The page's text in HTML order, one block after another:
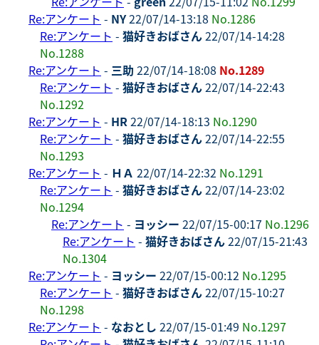
Re:アンケート - NY22/07/14-13:18 No.1286
Re:アンケート - 猫好きおばさん22/07/14-14:28
No.1288
Re:アンケート - 三助 22/07/14-18:08 No.1289
Re:アンケート - 猫好きおばさん22/07/14-22:43
No.1292
Re:アンケート - HR22/07/14-18:13 No.1290
Re:アンケート - 猫好きおばさん22/07/14-22:55
No.1293
Re:アンケート - ＨＡ 22/07/14-22:32 No.1291
Re:アンケート - 猫好きおばさん22/07/14-23:02
No.1294
Re:アンケート - ヨッシー 22/07/15-00:17 No.1296
Re:アンケート - 猫好きおばさん22/07/15-21:43
No.1304
Re:アンケート - ヨッシー 22/07/15-00:12 No.1295
Re:アンケート - 猫好きおばさん22/07/15-10:27
No.1298
Re:アンケート - なおとし 22/07/15-01:49 No.1297